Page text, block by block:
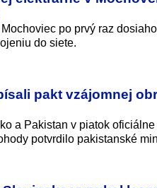
po prvý raz
do siete.
pakt vzájomnej
a Pakistan v piatok
potvrdilo pakistanské